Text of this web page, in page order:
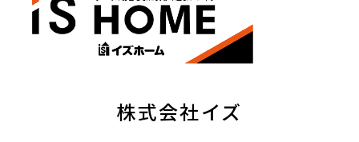
株式会社イズ